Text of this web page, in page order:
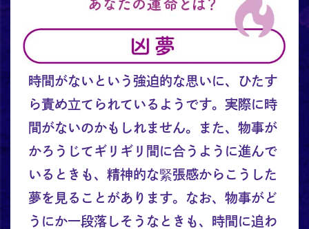
時間がないという強迫的な思いに、ひたす
ら責め立てられているようです。実際に時
間がないのかもしれません。また、物事が
かろうじてギリギリ間に合うように進んで
いるときも、精神的な緊張感からこうした
夢を見ることがあります。なお、物事がど
うにか一段落しそうなときも、時間に追わ